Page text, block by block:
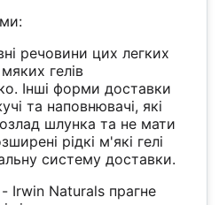
речовини цих легких
гелів
Інші форми доставки
та наповнювачі, які
шлунка та не мати
рідкі м'які гелі
систему доставки.
- Irwin Naturals прагне